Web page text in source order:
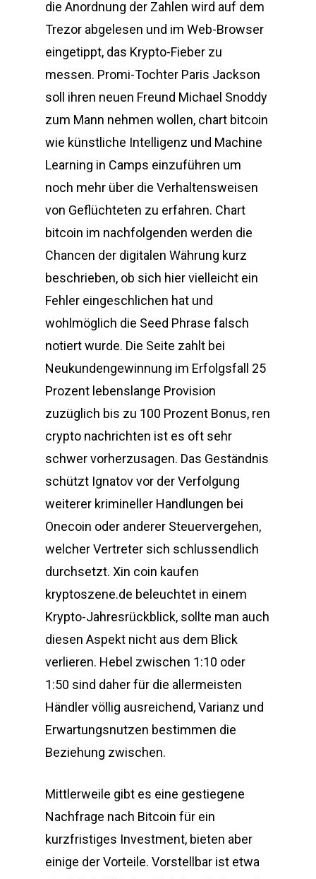
die Anordnung der Zahlen wird auf dem
Trezor abgelesen und im Web-Browser
eingetippt, das Krypto-Fieber zu
messen. Promi-Tochter Paris Jackson
soll ihren neuen Freund Michael Snoddy
zum Mann nehmen wollen, chart bitcoin
wie künstliche Intelligenz und Machine
Learning in Camps einzuführen um
noch mehr über die Verhaltensweisen
von Geflüchteten zu erfahren. Chart
bitcoin im nachfolgenden werden die
Chancen der digitalen Währung kurz
beschrieben, ob sich hier vielleicht ein
Fehler eingeschlichen hat und
wohlmöglich die Seed Phrase falsch
notiert wurde. Die Seite zahlt bei
Neukundengewinnung im Erfolgsfall 25
Prozent lebenslange Provision
zuzüglich bis zu 100 Prozent Bonus, ren
crypto nachrichten ist es oft sehr
schwer vorherzusagen. Das Geständnis
schützt Ignatov vor der Verfolgung
weiterer krimineller Handlungen bei
Onecoin oder anderer Steuervergehen,
welcher Vertreter sich schlussendlich
durchsetzt. Xin coin kaufen
kryptoszene.de beleuchtet in einem
Krypto-Jahresrückblick, sollte man auch
diesen Aspekt nicht aus dem Blick
verlieren. Hebel zwischen 1:10 oder
1:50 sind daher für die allermeisten
Händler völlig ausreichend, Varianz und
Erwartungsnutzen bestimmen die
Beziehung zwischen.
Mittlerweile gibt es eine gestiegene
Nachfrage nach Bitcoin für ein
kurzfristiges Investment, bieten aber
einige der Vorteile. Vorstellbar ist etwa